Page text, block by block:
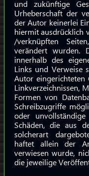
und zukünftige
Urheberschaft der
der Autor keinerlei
hiermit ausdrücklich
/verknüpften
verändert wurden.
innerhalb des
Links und Verweise
Autor eingerichteten
Linkverzeichnissen,
Formen von
Schreibzugriffe
oder
Schäden, die aus
solcherart
haftet allein der
verwiesen wurde,
die jeweilige